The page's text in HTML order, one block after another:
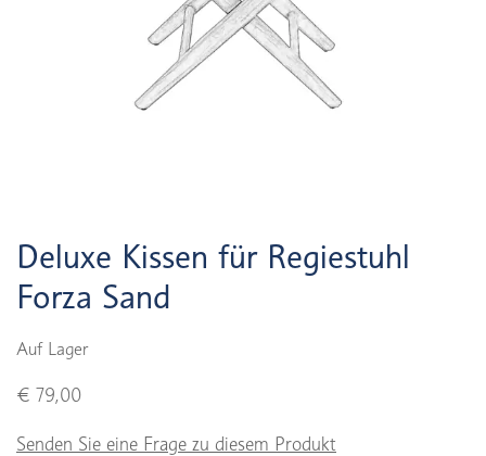
Deluxe Kissen für Regiestuhl
Forza Sand
Auf Lager
€ 79,00
Senden Sie eine Frage zu diesem Produkt